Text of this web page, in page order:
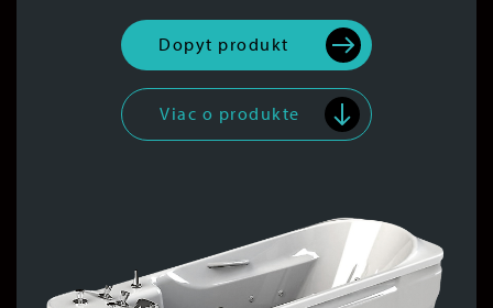
Dopyt produkt
Viac o produkte